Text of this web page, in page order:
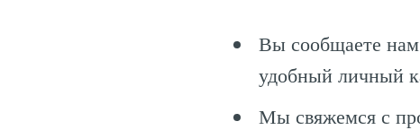
Вы сообщаете
удобный личный
Мы свяжемся с